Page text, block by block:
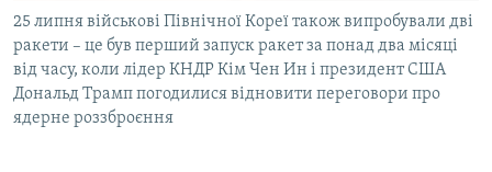
УКРАЇНСЬКА ПРОБЛЕМА КРИМУ
ІНФОГРАФІКА
Qırımtatar
ДОЛУЧАЙСЯ!
25 липня військові Північної Кореї також випробували дві
ракети – це був перший запуск ракет за понад два місяці
від часу, коли лідер КНДР Кім Чен Ин і президент США
Дональд Трамп погодилися відновити переговори про
ядерне роззброєння